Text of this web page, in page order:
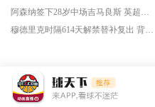
阿森纳签下28岁中场吉马良斯 英超独一份的全能中场
穆德里克时隔614天解禁替补复出 背后禁赛全细节梳理